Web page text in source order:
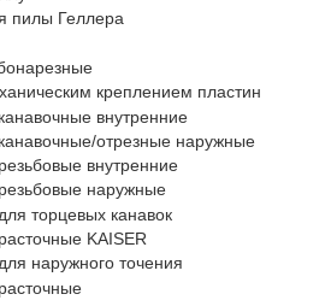
пилы Геллера
креплением пластин
внутренние
отрезные наружные
внутренние
наружные
торцевых канавок
KAISER
наружного точения